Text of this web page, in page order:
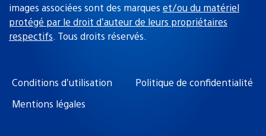
images associées sont des marques et/ou du matériel
protégé par le droit d’auteur de leurs propriétaires
respectifs. Tous droits réservés.
Conditions d’utilisation
Politique de confidentialité
Mentions légales